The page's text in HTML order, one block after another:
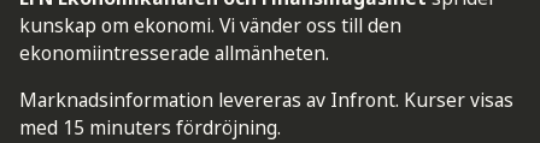
kunskap om ekonomi. Vi vänder oss till den
ekonomiintresserade allmänheten.
Marknadsinformation levereras av Infront. Kurser visas
med 15 minuters fördröjning.